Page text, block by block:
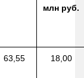
млн руб.
63,55 18,00